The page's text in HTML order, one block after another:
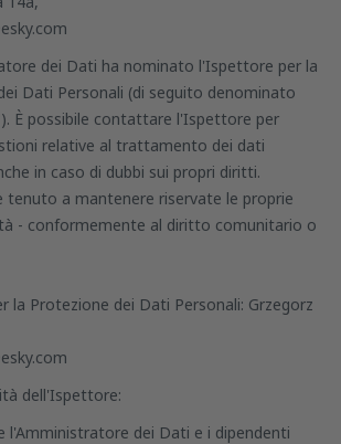
dei Dati ha nominato l'Ispettore per la
Dati Personali (di seguito denominato
È possibile contattare l'Ispettore per
relative al trattamento dei dati
in caso di dubbi sui propri diritti.
tenuto a mantenere riservate le proprie
- conformemente al diritto comunitario o
la Protezione dei Dati Personali: Grzegorz
dell'Ispettore:
l'Amministratore dei Dati e i dipendenti